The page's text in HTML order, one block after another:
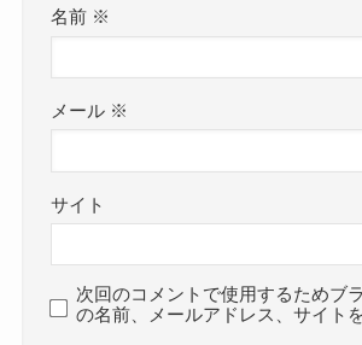
名前 ※
メール ※
サイト
次回のコメントで使用するためブ
の名前、メールアドレス、サイト